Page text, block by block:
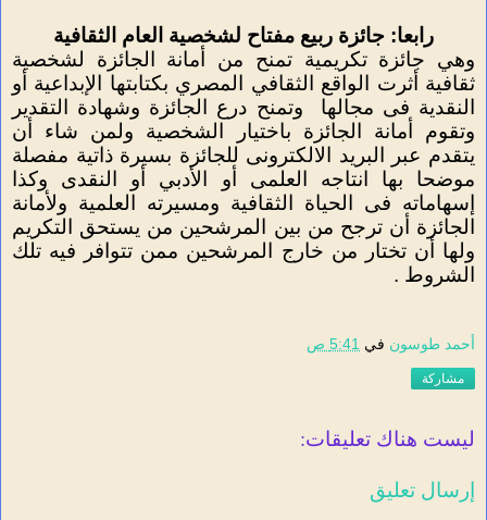
رابعا: جائزة ربيع مفتاح لشخصية العام الثقافية
وهي جائزة تكريمية تمنح من أمانة الجائزة لشخصية
ثقافية أثرت الواقع الثقافي المصري بكتابتها الإبداعية أو
النقدية فى مجالها
وتمنح درع الجائزة وشهادة التقدير
وتقوم أمانة الجائزة باختيار الشخصية ولمن شاء أن
يتقدم عبر البريد الالكترونى للجائزة بسيرة ذاتية مفصلة
موضحا بها انتاجه العلمى أو الأدبي أو النقدى وكذا
إسهاماته فى الحياة الثقافية ومسيرته العلمية ولأمانة
الجائزة أن ترجح من بين المرشحين من يستحق التكريم
ولها أن تختار من خارج المرشحين ممن تتوافر فيه تلك
الشروط .
أحمد طوسون في 5:41 ص
مشاركة
ليست هناك تعليقات:
إرسال تعليق